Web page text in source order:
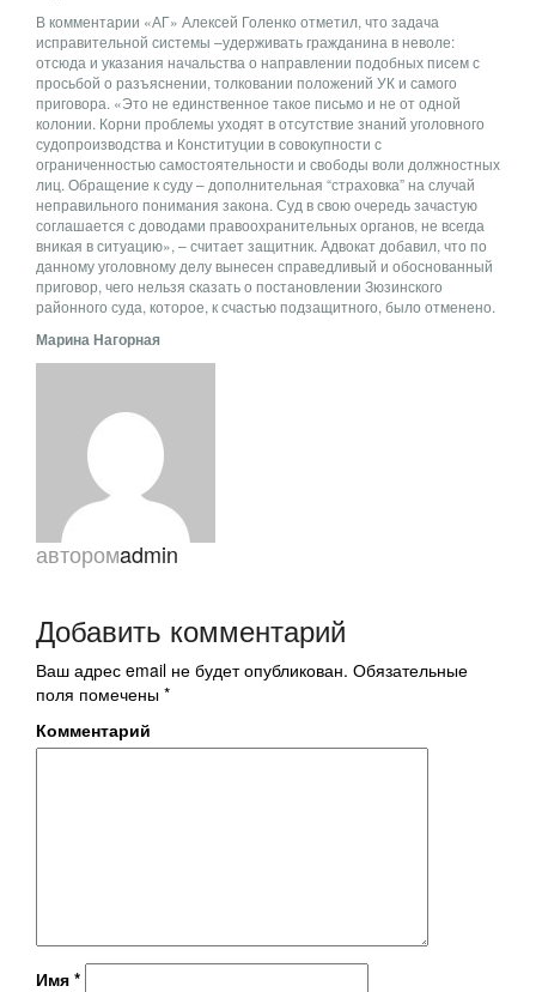
В комментарии «АГ» Алексей Голенко отметил, что задача
исправительной системы –удерживать гражданина в неволе:
отсюда и указания начальства о направлении подобных писем с
просьбой о разъяснении, толковании положений УК и самого
приговора. «Это не единственное такое письмо и не от одной
колонии. Корни проблемы уходят в отсутствие знаний уголовного
судопроизводства и Конституции в совокупности с
ограниченностью самостоятельности и свободы воли должностных
лиц. Обращение к суду – дополнительная “страховка” на случай
неправильного понимания закона. Суд в свою очередь зачастую
соглашается с доводами правоохранительных органов, не всегда
вникая в ситуацию», – считает защитник. Адвокат добавил, что по
данному уголовному делу вынесен справедливый и обоснованный
приговор, чего нельзя сказать о постановлении Зюзинского
районного суда, которое, к счастью подзащитного, было отменено.
Марина Нагорная
авторомadmin
Добавить комментарий
Ваш адрес email не будет опубликован. Обязательные
поля помечены *
Комментарий
Имя *